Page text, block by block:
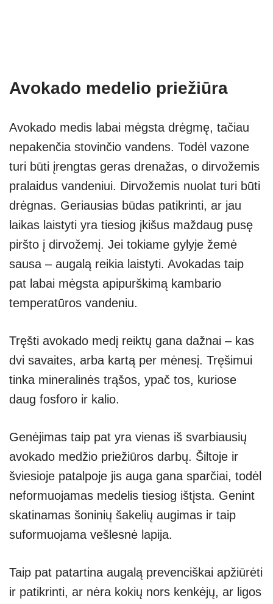
Avokado medelio priežiūra
Avokado medis labai mėgsta drėgmę, tačiau
nepakenčia stovinčio vandens. Todėl vazone
turi būti įrengtas geras drenažas, o dirvožemis
pralaidus vandeniui. Dirvožemis nuolat turi būti
drėgnas. Geriausias būdas patikrinti, ar jau
laikas laistyti yra tiesiog įkišus maždaug pusę
piršto į dirvožemį. Jei tokiame gylyje žemė
sausa – augalą reikia laistyti. Avokadas taip
pat labai mėgsta apipurškimą kambario
temperatūros vandeniu.
Tręšti avokado medį reiktų gana dažnai – kas
dvi savaites, arba kartą per mėnesį. Tręšimui
tinka mineralinės trąšos, ypač tos, kuriose
daug fosforo ir kalio.
Genėjimas taip pat yra vienas iš svarbiausių
avokado medžio priežiūros darbų. Šiltoje ir
šviesioje patalpoje jis auga gana sparčiai, todėl
neformuojamas medelis tiesiog ištįsta. Genint
skatinamas šoninių šakelių augimas ir taip
suformuojama vešlesnė lapija.
Taip pat patartina augalą prevenciškai apžiūrėti
ir patikrinti, ar nėra kokių nors kenkėjų, ar ligos